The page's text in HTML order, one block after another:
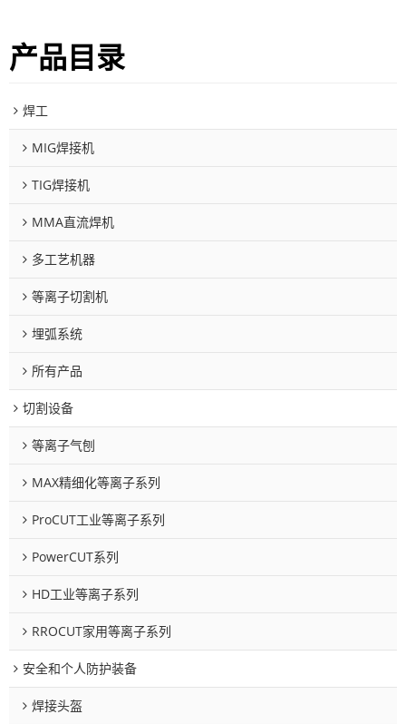
产品目录
焊工
MIG焊接机
TIG焊接机
MMA直流焊机
多工艺机器
等离子切割机
埋弧系统
所有产品
切割设备
等离子气刨
MAX精细化等离子系列
ProCUT工业等离子系列
PowerCUT系列
HD工业等离子系列
RROCUT家用等离子系列
安全和个人防护装备
焊接头盔